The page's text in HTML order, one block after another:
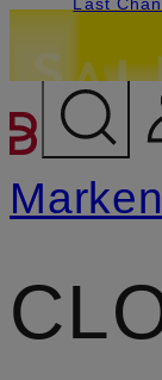
ZUM
Marken